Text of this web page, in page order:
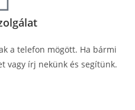
a telefon mögött. Ha bármi
vagy írj nekünk és segítünk.